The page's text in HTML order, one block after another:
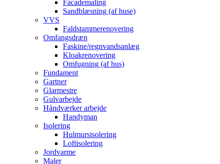
Facademaling
Sandblæsning (af huse)
VVS
Faldstammerenovering
Omfangsdræn
Faskine/regnvandsanlæg
Kloakrenovering
Omfugning (af hus)
Fundament
Gartner
Glarmestre
Gulvarbejde
Håndværker arbejde
Handyman
Isolering
Hulmursisolering
Loftisolering
Jordvarme
Maler